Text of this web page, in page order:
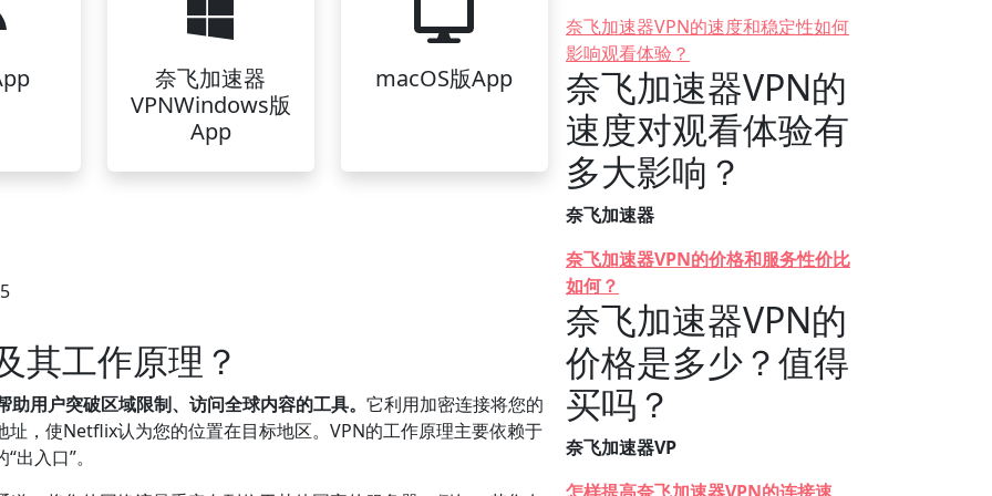
奈飞加速器
VPNWindows版
App
macOS版App
其工作原理？
用户突破区域限制、访问全球内容的工具。 它利用加密连接将您的
，使Netflix认为您的位置在目标地区。VPN的工作原理主要依赖于
入口”。
奈飞加速器VPN的速度和稳定性如何
影响观看体验？
奈飞加速器VPN的
速度对观看体验有
多大影响？
奈飞加速器
奈飞加速器VPN的价格和服务性价比
如何？
奈飞加速器VPN的
价格是多少？值得
买吗？
奈飞加速器VP